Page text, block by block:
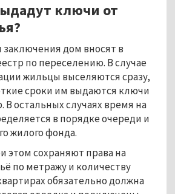
ключи от
дом вносят в
по переселению. В случае
жильцы выселяются сразу,
сроки им выдаются ключи
В остальных случаях время на
в порядке очереди и
жилого фонда.
этом сохраняют права на
по метражу и количеству
обязательно должна